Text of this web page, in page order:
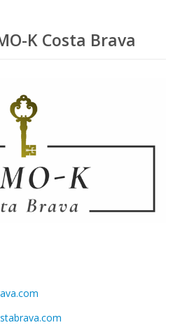
K Costa Brava